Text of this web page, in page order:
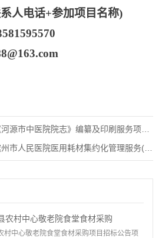
人电话+参加项目名称)
市中医院院志》编纂及印刷服务项目竞争性磋商
市人民医院医用耗材集约化管理服务(SPD)项
农村中心敬老院食堂食材采购
村中心敬老院食堂食材采购项目招标公告项